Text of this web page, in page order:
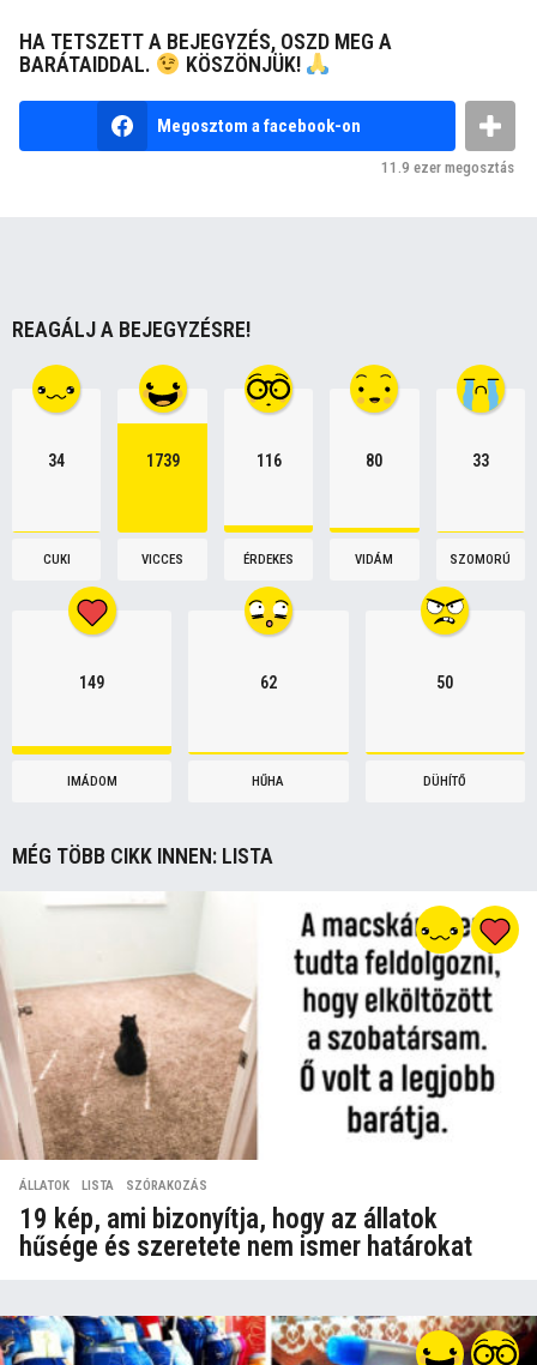
P
g
i
n
HA TETSZETT A BEJEGYZÉS, OSZD MEG A
BARÁTAIDDAL.
KÖSZÖNJÜK!
Megosztom a facebook-on
11.9 ezer megosztás
REAGÁLJ A BEJEGYZÉSRE!
34
CUKI
1739
VICCES
116
ÉRDEKES
80
VIDÁM
33
SZOMORÚ
149
IMÁDOM
62
HŰHA
50
DÜHÍTŐ
MÉG TÖBB CIKK INNEN: LISTA
ÁLLATOK ,LISTA ,SZÓRAKOZÁS
19 kép, ami bizonyítja, hogy az állatok
hűsége és szeretete nem ismer határokat